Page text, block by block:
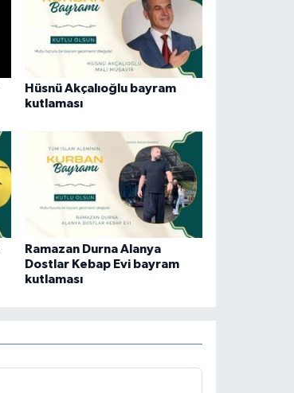
Hüsnü Akçalıoğlu bayram
kutlaması
Ramazan Durna Alanya
Dostlar Kebap Evi bayram
kutlaması